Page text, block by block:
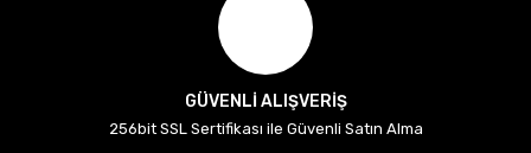
GÜVENLİ ALIŞVERİŞ
256bit SSL Sertifikası ile Güvenli Satın Alma